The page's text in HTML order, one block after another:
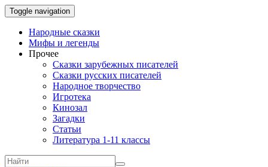
Toggle navigation
Народные сказки
Мифы и легенды
Прочее
Сказки зарубежных писателей
Сказки русских писателей
Народное творчество
Игротека
Кинозал
Загадки
Статьи
Литература 1-11 классы